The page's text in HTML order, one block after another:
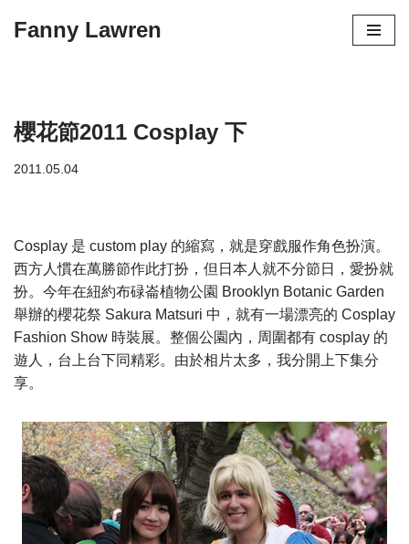
Fanny Lawren
櫻花節2011 Cosplay 下
2011.05.04
Cosplay 是 custom play 的縮寫，就是穿戲服作角色扮演。
西方人慣在萬勝節作此打扮，但日本人就不分節日，愛扮就
扮。今年在紐約布碌崙植物公園 Brooklyn Botanic Garden
舉辦的櫻花祭 Sakura Matsuri 中，就有一場漂亮的 Cosplay
Fashion Show 時裝展。整個公園內，周圍都有 cosplay 的
遊人，台上台下同精彩。由於相片太多，我分開上下集分
享。